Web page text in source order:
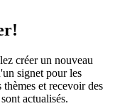
créer un nouveau
signet pour les
et recevoir des
actualisés.